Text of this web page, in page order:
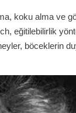
koku alma ve
eğitilebilirlik
böceklerin